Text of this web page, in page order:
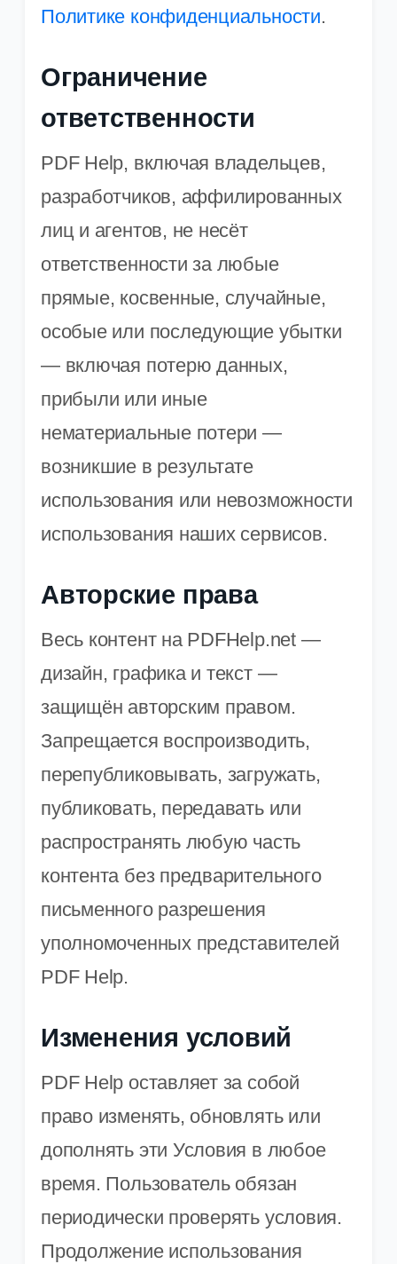
Политике конфиденциальности.
Ограничение
ответственности
PDF Help, включая владельцев,
разработчиков, аффилированных
лиц и агентов, не несёт
ответственности за любые
прямые, косвенные, случайные,
особые или последующие убытки
— включая потерю данных,
прибыли или иные
нематериальные потери —
возникшие в результате
использования или невозможности
использования наших сервисов.
Авторские права
Весь контент на PDFHelp.net —
дизайн, графика и текст —
защищён авторским правом.
Запрещается воспроизводить,
перепубликовывать, загружать,
публиковать, передавать или
распространять любую часть
контента без предварительного
письменного разрешения
уполномоченных представителей
PDF Help.
Изменения условий
PDF Help оставляет за собой
право изменять, обновлять или
дополнять эти Условия в любое
время. Пользователь обязан
периодически проверять условия.
Продолжение использования